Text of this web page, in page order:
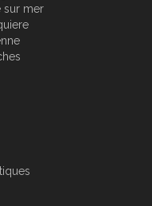
sur mer